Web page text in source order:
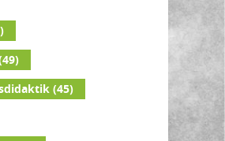
(45)